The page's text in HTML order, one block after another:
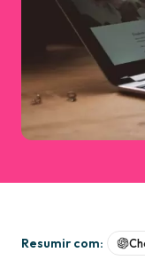
Resumir com: